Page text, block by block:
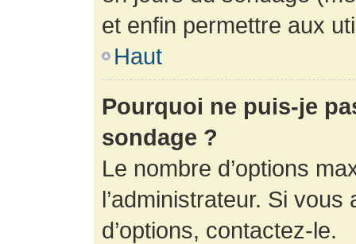
et enfin permettre aux
Haut
Pourquoi ne puis-je
sondage ?
Le nombre d’options
l’administrateur. Si
d’options, contactez-le.